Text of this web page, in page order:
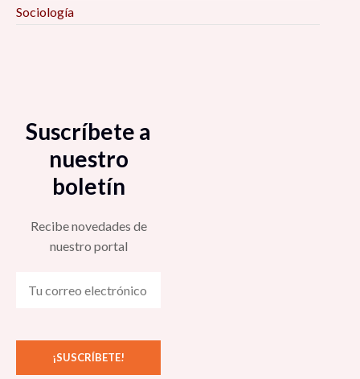
Sociología
Suscríbete a
nuestro
boletín
Recibe novedades de
nuestro portal